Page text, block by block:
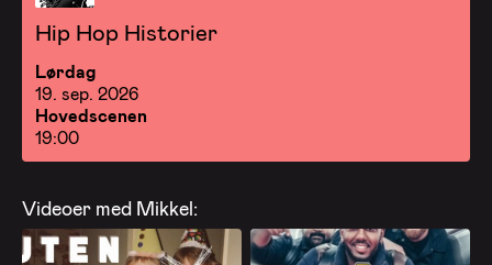
Hip Hop Historier
Lørdag
19. sep. 2026
Hovedscenen
19:00
Videoer med Mikkel: